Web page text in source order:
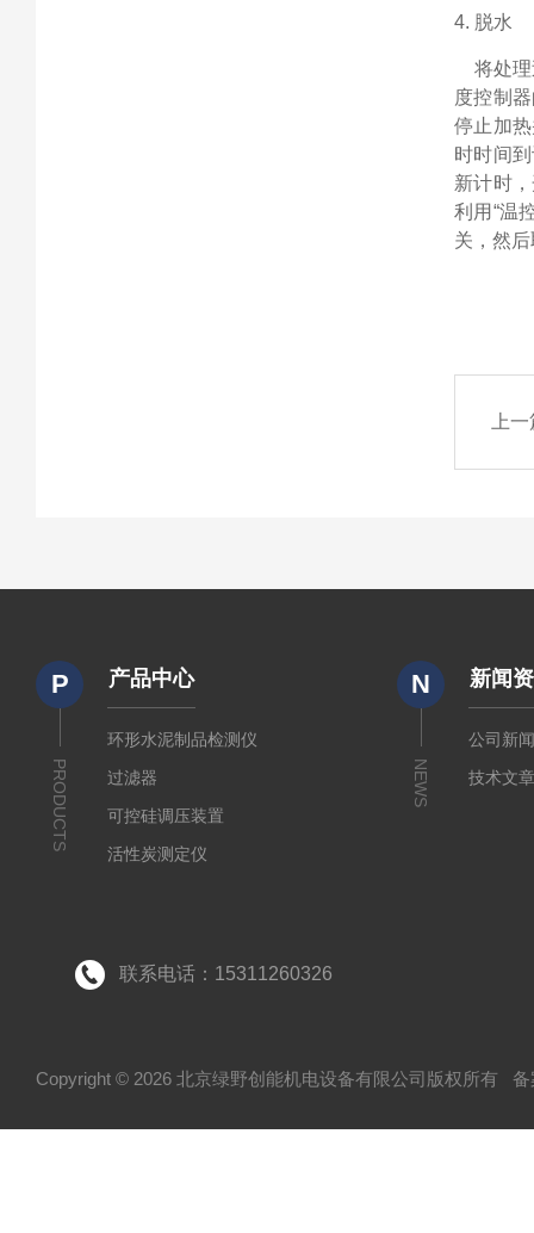
4. 脱水
将处
度控制
停止加
时时间
新计时
利用“温
关，然
上
P
PRODUCTS
产品中心
环形水泥制品检测仪
过滤器
可控硅调压装置
活性炭测定仪
N
NEWS
新闻
公司新
技术文
联系电话：15311260326
Copyright © 2026 北京绿野创能机电设备有限公司版权所有 备